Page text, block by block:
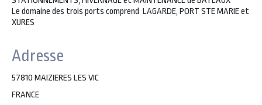
Le domaine des trois ports comprend LAGARDE, PORT STE MARIE et
XURES
Adresse
57810 MAIZIERES LES VIC
FRANCE